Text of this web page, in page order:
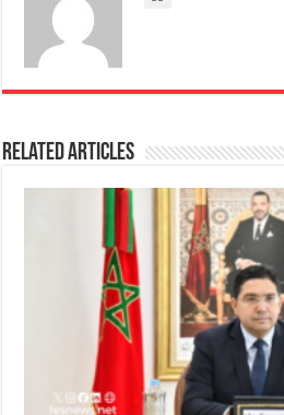
Related Articles